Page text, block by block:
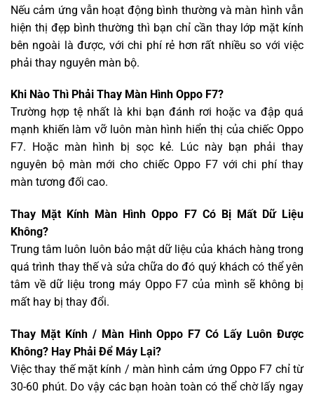
Nếu cảm ứng vẫn hoạt động bình thường và màn hình vẫn
hiện thị đẹp bình thường thì bạn chỉ cần thay lớp mặt kính
bên ngoài là được, với chi phí rẻ hơn rất nhiều so với việc
phải thay nguyên màn bộ.
Khi Nào Thì Phải Thay Màn Hình Oppo F7?
Trường hợp tệ nhất là khi bạn đánh rơi hoặc va đập quá
mạnh khiến làm vỡ luôn màn hình hiển thị của chiếc Oppo
F7. Hoặc màn hình bị sọc kẻ. Lúc này bạn phải thay
nguyên bộ màn mới cho chiếc Oppo F7 với chi phí thay
màn tương đối cao.
Thay Mặt Kính Màn Hình Oppo F7 Có Bị Mất Dữ Liệu
Không?
Trung tâm luôn luôn bảo mật dữ liệu của khách hàng trong
quá trình thay thế và sửa chữa do đó quý khách có thể yên
tâm về dữ liệu trong máy Oppo F7 của mình sẽ không bị
mất hay bị thay đổi.
Thay Mặt Kính / Màn Hình Oppo F7 Có Lấy Luôn Được
Không? Hay Phải Để Máy Lại?
Việc thay thế mặt kính / màn hình cảm ứng Oppo F7 chỉ từ
30-60 phút. Do vậy các bạn hoàn toàn có thể chờ lấy ngay